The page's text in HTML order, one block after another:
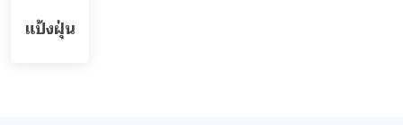
แป้งฝุ่น